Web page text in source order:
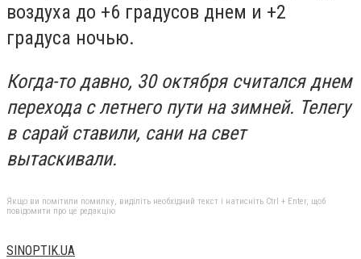
воздуха до +6 градусов днем и +2
градуса ночью.
Когда-то давно, 30 октября считался днем
перехода с летнего пути на зимней. Телегу
в сарай ставили, сани на свет
вытаскивали.
Якщо ви помітили помилку, виділіть необхідний текст і натисніть Ctrl + Enter, щоб
повідомити про це редакцію
SINOPTIK.UA